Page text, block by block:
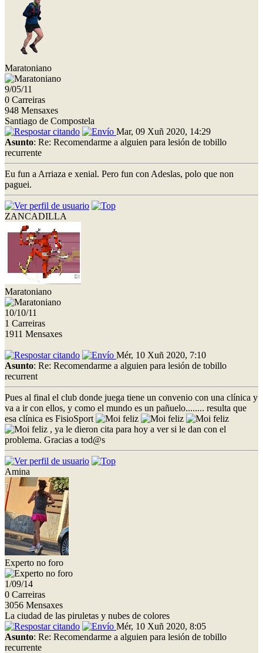
Maratoniano
9/05/11
0 Carreiras
948 Mensaxes
Santiago de Compostela
Mar, 09 Xuñ 2020, 14:29
Asunto: Re: Recomendarme a alguien para lesión de tobillo
recurrente
Eu fun a Arriaza e xenial. Pero fun con Adeslas, polo que non
paguei.
ZANCADILLA
Maratoniano
10/10/11
1 Carreiras
1911 Mensaxes
Mér, 10 Xuñ 2020, 7:10
Asunto: Re: Recomendarme a alguien para lesión de tobillo
recurrent
Pues al final el club donde juega tiene un convenio con una clínica y
va a ir con ellos, y como el mundo es un pañuelo........ resulta que
esa clínica es FisioSport
, ya le dieron cita para hoy a ver si le dan con el
problema. Gracias a tod@s
Amina
Experto no foro
1/09/14
0 Carreiras
3056 Mensaxes
La ciudad de las piruletas y nubes de colores
Mér, 10 Xuñ 2020, 8:05
Asunto: Re: Recomendarme a alguien para lesión de tobillo
recurrente